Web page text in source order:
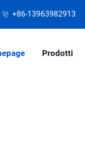
+86-13963982913
Prodotti